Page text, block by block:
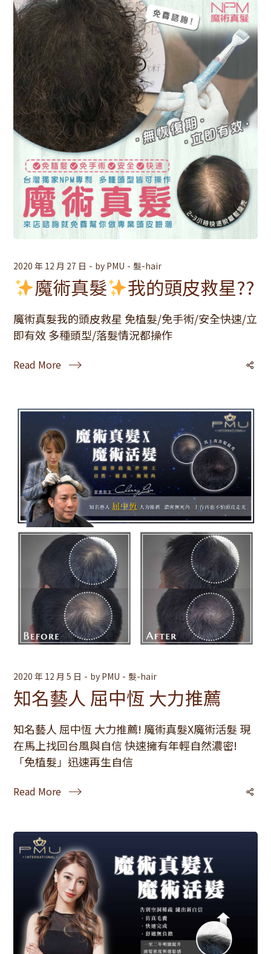
2020 年 12 月 27 日 by PMU 髮-hair
魔術真髮 我的頭皮救星??
魔術真髮我的頭皮救星 免植髮/免手術/安全快速/立
即有效 多種頭型/落髮情況都操作
Read More
2020 年 12 月 5 日 by PMU 髮-hair
知名藝人 屈中恆 大力推薦
知名藝人 屈中恆 大力推薦! 魔術真髮X魔術活髮 現
在馬上找回台風與自信 快速擁有年輕自然濃密!
「免植髮」迅速再生自信
Read More